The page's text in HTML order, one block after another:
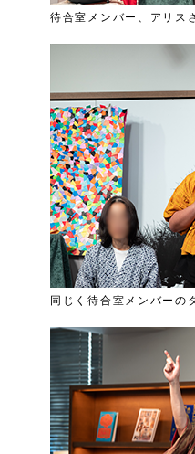
待合室メンバー、アリス
同じく待合室メンバーの